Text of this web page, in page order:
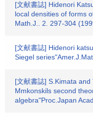
[文献書誌] Hidenori
local densities of forms
Math.J.. 2. 297-304
[文献書誌] Hidenori
Siegel
[文献書誌] S.Kimata
Mmkonskils second
algebra"Proc.Japan